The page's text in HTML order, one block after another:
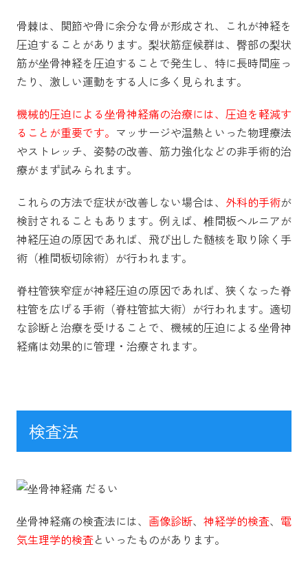
骨棘は、関節や骨に余分な骨が形成され、これが神経を
圧迫することがあります。梨状筋症候群は、臀部の梨状
筋が坐骨神経を圧迫することで発生し、特に長時間座っ
たり、激しい運動をする人に多く見られます。
機械的圧迫による坐骨神経痛の治療には、圧迫を軽減す
ることが重要です。 マッサージや温熱といった物理療法
やストレッチ、姿勢の改善、筋力強化などの非手術的治
療がまず試みられます。
これらの方法で症状が改善しない場合は、 外科的手術が
検討されることもあります。例えば、椎間板ヘルニアが
神経圧迫の原因であれば、飛び出した髄核を取り除く手
術（椎間板切除術）が行われます。
脊柱管狭窄症が神経圧迫の原因であれば、狭くなった脊
柱管を広げる手術（脊柱管拡大術）が行われます。適切
な診断と治療を受けることで、機械的圧迫による坐骨神
経痛は効果的に管理・治療されます。
検査法
坐骨神経痛の検査法には、 画像診断、 神経学的検査、 電
気生理学的検査といったものがあります。